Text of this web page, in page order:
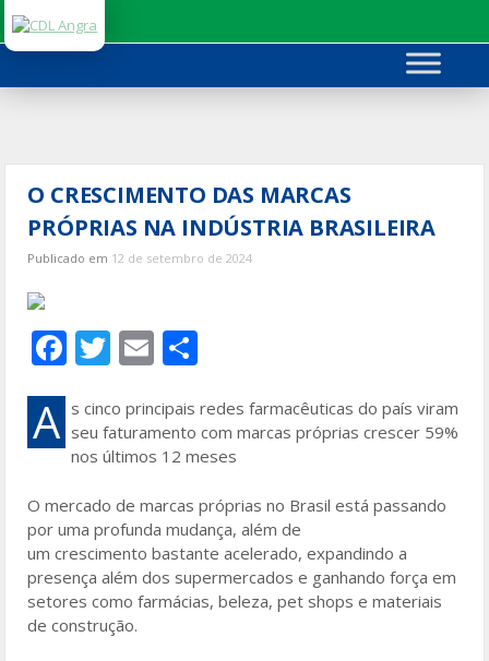
para
conteúdo
O CRESCIMENTO DAS MARCAS
PRÓPRIAS NA INDÚSTRIA BRASILEIRA
Publicado em 12 de setembro de 2024
F
ac
e
b
o
k
T
w
itt
er
E
m
ai
l
ar
e
A s cinco principais redes farmacêuticas do país viram
seu faturamento com marcas próprias crescer 59%
nos últimos 12 meses
O mercado de marcas próprias no Brasil está passando
por uma profunda mudança, além de
um crescimento bastante acelerado, expandindo a
presença além dos supermercados e ganhando força em
setores como farmácias, beleza, pet shops e materiais
de construção.